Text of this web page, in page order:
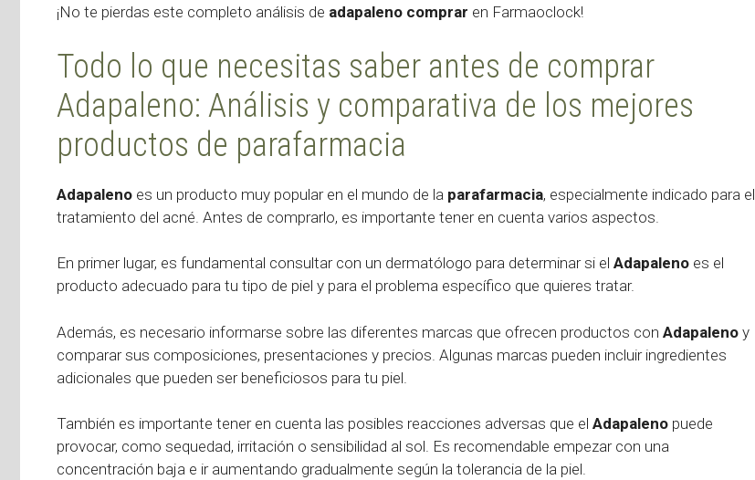
¡No te pierdas este completo análisis de adapaleno comprar en Farmaoclock!
Todo lo que necesitas saber antes de comprar
Adapaleno: Análisis y comparativa de los mejores
productos de parafarmacia
Adapaleno es un producto muy popular en el mundo de la parafarmacia, especialmente indicado para el
tratamiento del acné. Antes de comprarlo, es importante tener en cuenta varios aspectos.
En primer lugar, es fundamental consultar con un dermatólogo para determinar si el Adapaleno es el
producto adecuado para tu tipo de piel y para el problema específico que quieres tratar.
Además, es necesario informarse sobre las diferentes marcas que ofrecen productos con Adapaleno y
comparar sus composiciones, presentaciones y precios. Algunas marcas pueden incluir ingredientes
adicionales que pueden ser beneficiosos para tu piel.
También es importante tener en cuenta las posibles reacciones adversas que el Adapaleno puede
provocar, como sequedad, irritación o sensibilidad al sol. Es recomendable empezar con una
concentración baja e ir aumentando gradualmente según la tolerancia de la piel.